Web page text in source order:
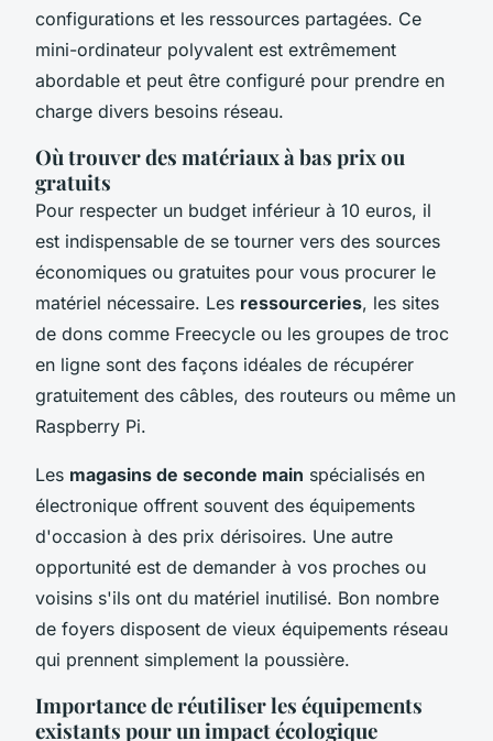
configurations et les ressources partagées. Ce
mini-ordinateur polyvalent est extrêmement
abordable et peut être configuré pour prendre en
charge divers besoins réseau.
Où trouver des matériaux à bas prix ou
gratuits
Pour respecter un budget inférieur à 10 euros, il
est indispensable de se tourner vers des sources
économiques ou gratuites pour vous procurer le
matériel nécessaire. Les ressourceries, les sites
de dons comme Freecycle ou les groupes de troc
en ligne sont des façons idéales de récupérer
gratuitement des câbles, des routeurs ou même un
Raspberry Pi.
Les magasins de seconde main spécialisés en
électronique offrent souvent des équipements
d'occasion à des prix dérisoires. Une autre
opportunité est de demander à vos proches ou
voisins s'ils ont du matériel inutilisé. Bon nombre
de foyers disposent de vieux équipements réseau
qui prennent simplement la poussière.
Importance de réutiliser les équipements
existants pour un impact écologique